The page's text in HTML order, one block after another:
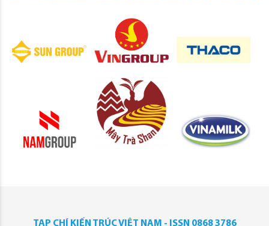
TẠP CHÍ KIẾN TRÚC VIỆT NAM - ISSN 0868 3786